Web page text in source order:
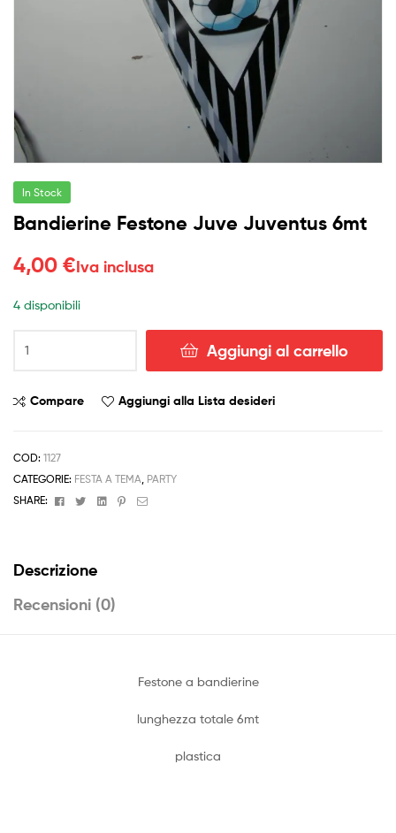
In Stock
Bandierine Festone Juve Juventus 6mt
4,00 €Iva inclusa
4 disponibili
Festone
Juventus
Aggiungi al carrello
Compare Aggiungi alla Lista desideri
COD: 1127
CATEGORIE: FESTA A TEMA PARTY
SHARE:
FacebookTwitterLinkedinPinterest
Email
Descrizione
Recensioni (0)
Festone a bandierine
lunghezza totale 6mt
plastica